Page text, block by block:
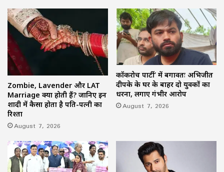
Zombie, Lavender और LAT
Marriage क्या होती हैं? जानिए इन
शादी में कैसा होता है पति-पत्नी का
रिश्ता
August 7, 2026
कॉकरोच पार्टी’ में बगावतः अभिजीत
दीपके के घर के बाहर दो युवकों का
धरना, लगाए गंभीर आरोप
August 7, 2026